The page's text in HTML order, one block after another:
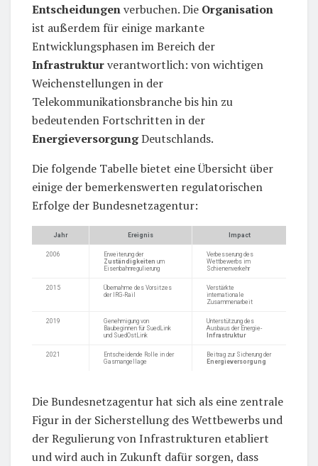
Entscheidungenverbuchen. Die Organisation
ist außerdem für einige markante
Entwicklungsphasen im Bereich der
Infrastrukturverantwortlich: von wichtigen
Weichenstellungen in der
Telekommunikationsbranche bis hin zu
bedeutenden Fortschritten in der
EnergieversorgungDeutschlands.
Die folgende Tabelle bietet eine Übersicht über
einige der bemerkenswerten regulatorischen
Erfolge der Bundesnetzagentur:
Jahr Ereignis Impact
2006
Erweiterung der
Zuständigkeiten um
Eisenbahnregulierung
Verbesserung des
Wettbewerbs im
Schienenverkehr
2015
Übernahme des Vorsitzes
der IRG-Rail
Verstärkte
internationale
Zusammenarbeit
2019
Genehmigung von
Baubeginnen für SuedLink
und SuedOstLink
Unterstützung des
Ausbaus der Energie-
Infrastruktur
2021
Entscheidende Rolle in der
Gasmangellage
Beitrag zur Sicherung der
Energieversorgung
Die Bundesnetzagentur hat sich als eine zentrale
Figur in der Sicherstellung des Wettbewerbs und
der Regulierung von Infrastrukturen etabliert
und wird auch in Zukunft dafür sorgen, dass